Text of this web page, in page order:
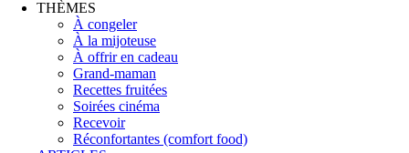
THÈMES
À congeler
À la mijoteuse
À offrir en cadeau
Grand-maman
Recettes fruitées
Soirées cinéma
Recevoir
Réconfortantes (comfort food)